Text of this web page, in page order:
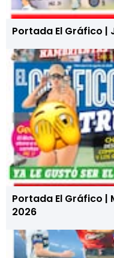
Portada El Gráfico |
Portada El Gráfico |
2026